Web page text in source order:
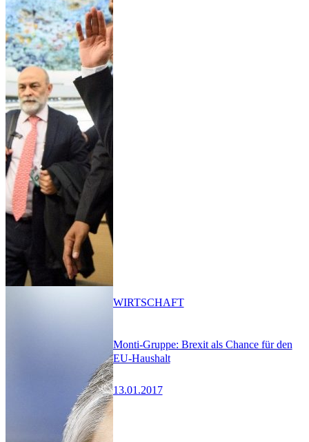
Monti-Gruppe: Brexit als Chance für den
EU-Haushalt
13.01.2017
WIRTSCHAFT